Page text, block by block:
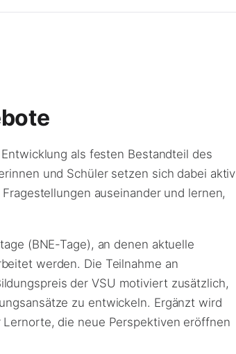
als festen Bestandteil des
und Schüler setzen sich dabei aktiv
auseinander und lernen,
(BNE-Tage), an denen aktuelle
werden. Die Teilnahme an
der VSU motiviert zusätzlich,
zu entwickeln. Ergänzt wird
die neue Perspektiven eröffnen